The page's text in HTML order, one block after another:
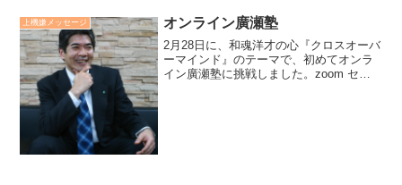
上機嫌メッセージ オンライン廣瀬塾
2月28日に、和魂洋才の心『クロスオーバ
ーマインド』のテーマで、初めてオンラ
イン廣瀬塾に挑戦しました。zoom セミ